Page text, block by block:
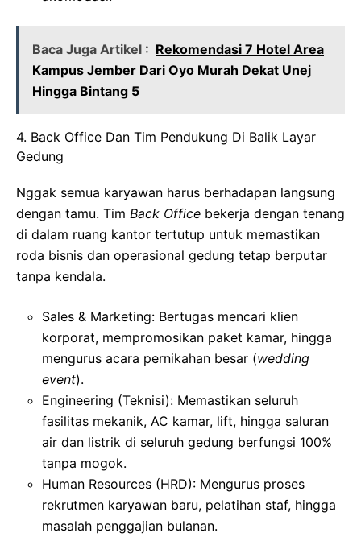
Baca Juga Artikel : Rekomendasi 7 Hotel Area
Kampus Jember Dari Oyo Murah Dekat Unej
Hingga Bintang 5
4. Back Office Dan Tim Pendukung Di Balik Layar
Gedung
Nggak semua karyawan harus berhadapan langsung
dengan tamu. Tim Back Office bekerja dengan tenang
di dalam ruang kantor tertutup untuk memastikan
roda bisnis dan operasional gedung tetap berputar
tanpa kendala.
Sales & Marketing: Bertugas mencari klien
korporat, mempromosikan paket kamar, hingga
mengurus acara pernikahan besar (wedding
event).
Engineering (Teknisi): Memastikan seluruh
fasilitas mekanik, AC kamar, lift, hingga saluran
air dan listrik di seluruh gedung berfungsi 100%
tanpa mogok.
Human Resources (HRD): Mengurus proses
rekrutmen karyawan baru, pelatihan staf, hingga
masalah penggajian bulanan.